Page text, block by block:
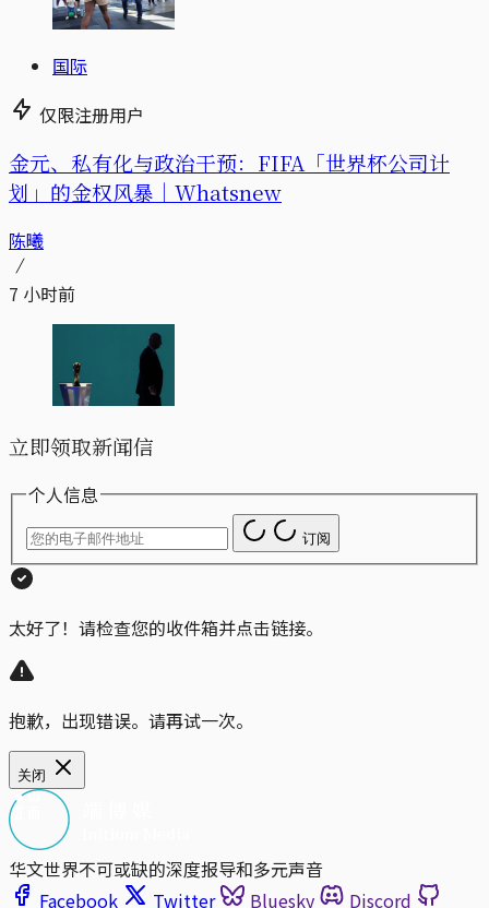
国际
仅限注册用户
金元、私有化与政治干预：FIFA「世界杯公司计
划」的金权风暴｜Whatsnew
陈曦
7 小时前
立即领取新闻信
个人信息
订阅
太好了！请检查您的收件箱并点击链接。
抱歉，出现错误。请再试一次。
关闭
华文世界不可或缺的深度报导和多元声音
Facebook
Twitter Bluesky
Discord